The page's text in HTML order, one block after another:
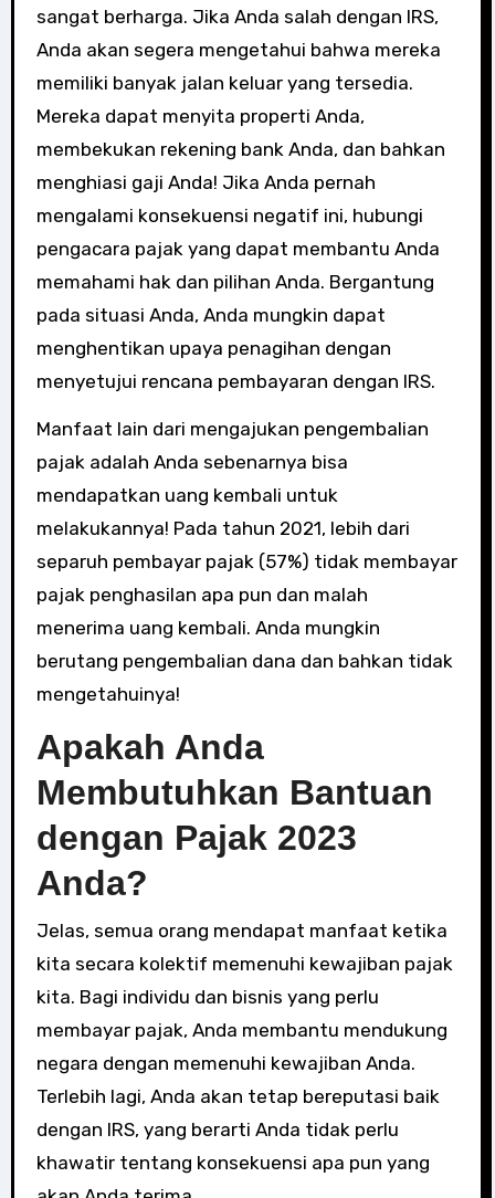
sangat berharga. Jika Anda salah dengan IRS,
Anda akan segera mengetahui bahwa mereka
memiliki banyak jalan keluar yang tersedia.
Mereka dapat menyita properti Anda,
membekukan rekening bank Anda, dan bahkan
menghiasi gaji Anda! Jika Anda pernah
mengalami konsekuensi negatif ini, hubungi
pengacara pajak yang dapat membantu Anda
memahami hak dan pilihan Anda. Bergantung
pada situasi Anda, Anda mungkin dapat
menghentikan upaya penagihan dengan
menyetujui rencana pembayaran dengan IRS.
Manfaat lain dari mengajukan pengembalian
pajak adalah Anda sebenarnya bisa
mendapatkan uang kembali untuk
melakukannya! Pada tahun 2021, lebih dari
separuh pembayar pajak (57%) tidak membayar
pajak penghasilan apa pun dan malah
menerima uang kembali. Anda mungkin
berutang pengembalian dana dan bahkan tidak
mengetahuinya!
Apakah Anda
Membutuhkan Bantuan
dengan Pajak 2023
Anda?
Jelas, semua orang mendapat manfaat ketika
kita secara kolektif memenuhi kewajiban pajak
kita. Bagi individu dan bisnis yang perlu
membayar pajak, Anda membantu mendukung
negara dengan memenuhi kewajiban Anda.
Terlebih lagi, Anda akan tetap bereputasi baik
dengan IRS, yang berarti Anda tidak perlu
khawatir tentang konsekuensi apa pun yang